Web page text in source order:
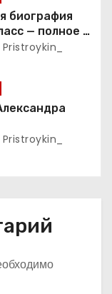
биография
— полное и
жизни
Pristroykin_
Pristroykin_